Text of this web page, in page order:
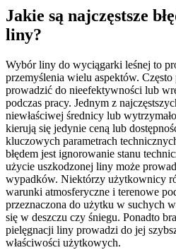
Jakie są najczęstsze
liny?
Wybór liny do wyciągarki leśnej to
przemyślenia wielu aspektów. Często
prowadzić do nieefektywności lub
podczas pracy. Jednym z
niewłaściwej średnicy lub
kierują się jedynie ceną lub
kluczowych parametrach
błędem jest ignorowanie stanu
użycie uszkodzonej liny może
wypadków. Niektórzy użytkownicy
warunki atmosferyczne i terenowe
przeznaczona do użytku w suchych
się w deszczu czy śniegu. Ponadto
pielęgnacji liny prowadzi do jej
właściwości użytkowych.